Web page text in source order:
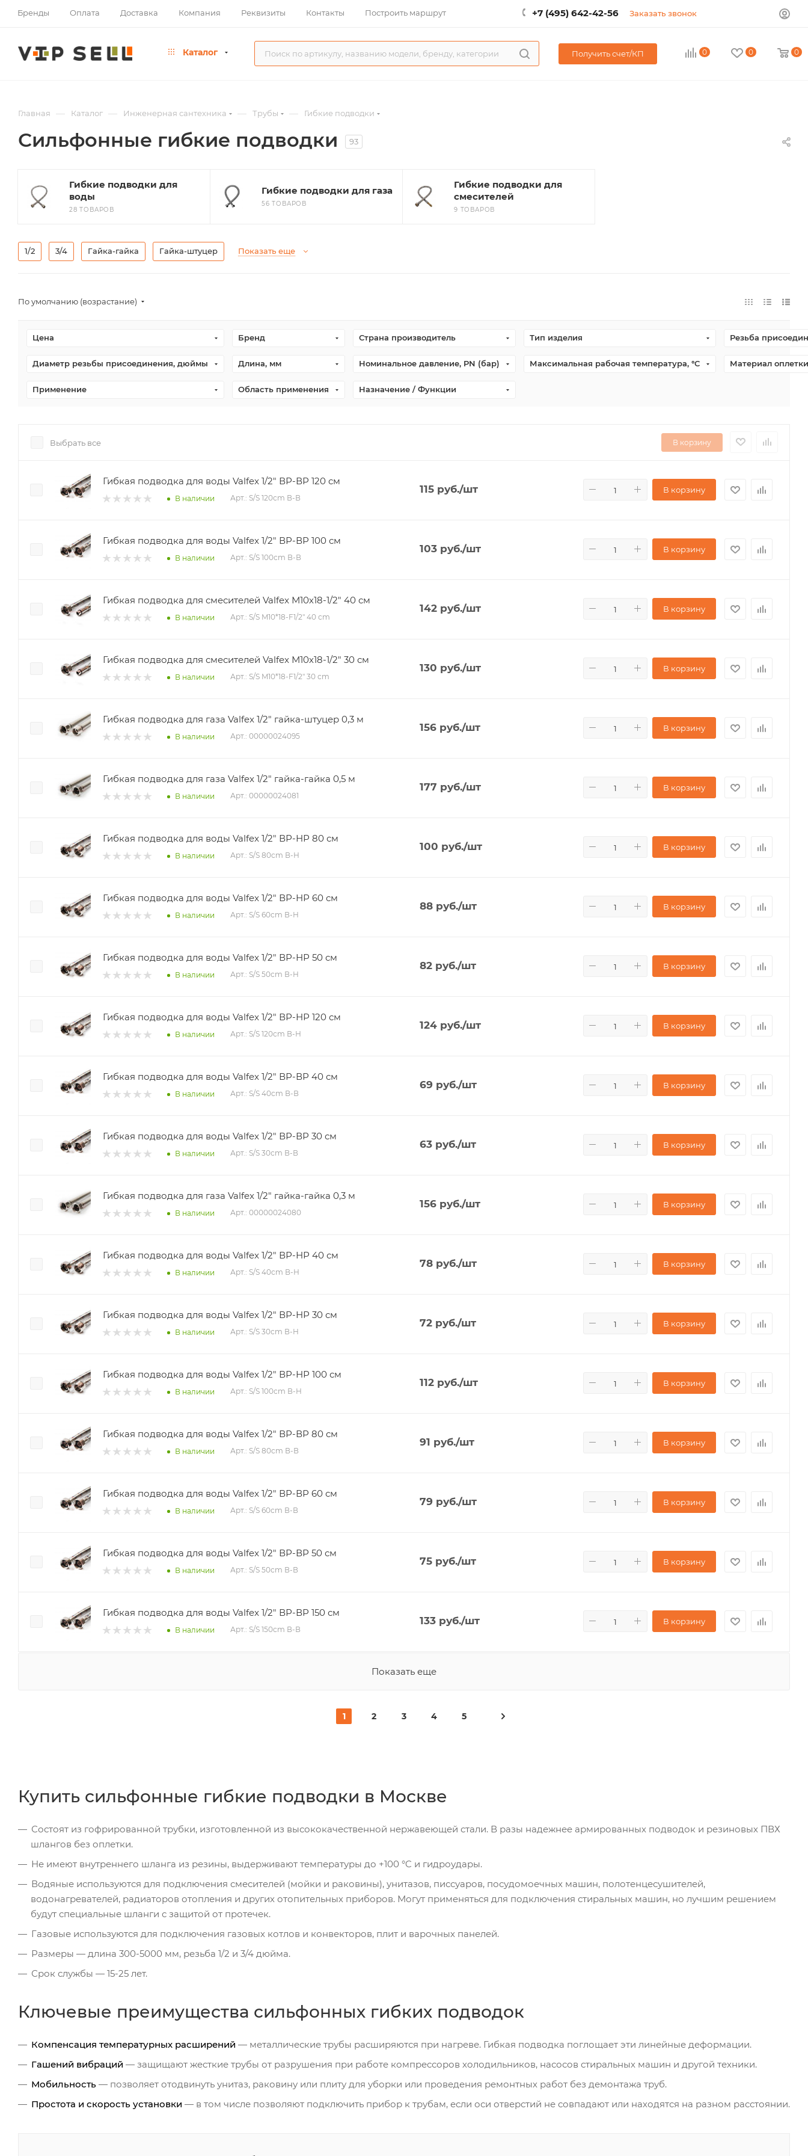
Бренды Оплата Доставка Компания Реквизиты Контакты Построить маршрут +7 (495) 642-42-56 Заказать звонок
Каталог Получить счет/КП 0 0 0
Главная — Каталог — Инженерная сантехника — Трубы — Гибкие подводки
Сильфонные гибкие подводки 93
Гибкие подводки для
воды
28 ТОВАРОВ
Гибкие подводки для газа
56 ТОВАРОВ
Гибкие подводки для
смесителей
9 ТОВАРОВ
1/2 3/4 Гайка-гайка Гайка-штуцер Показать еще
По умолчанию (возрастание)
Цена Бренд Страна производитель Тип изделия Резьба
Диаметр резьбы присоединения, дюймы Длина, мм Номинальное давление, PN (бар) Максимальная рабочая температура, °С Материал оплетки
Применение Область применения Назначение / Функции
Выбрать все В корзину
Гибкая подводка для воды Valfex 1/2" ВР-ВР 120 см
В наличии Арт.: S/S 120сm В-В
115 руб./шт В корзину
Гибкая подводка для воды Valfex 1/2" ВР-ВР 100 см
В наличии Арт.: S/S 100сm В-В
103 руб./шт В корзину
Гибкая подводка для смесителей Valfex М10х18-1/2" 40 см
В наличии Арт.: S/S M10*18-F1/2" 40 сm
142 руб./шт В корзину
Гибкая подводка для смесителей Valfex М10х18-1/2" 30 см
В наличии Арт.: S/S M10*18-F1/2" 30 сm
130 руб./шт В корзину
Гибкая подводка для газа Valfex 1/2" гайка-штуцер 0,3 м
В наличии Арт.: 00000024095
156 руб./шт В корзину
Гибкая подводка для газа Valfex 1/2" гайка-гайка 0,5 м
В наличии Арт.: 00000024081
177 руб./шт В корзину
Гибкая подводка для воды Valfex 1/2" ВР-НР 80 см
В наличии Арт.: S/S 80сm В-Н
100 руб./шт В корзину
Гибкая подводка для воды Valfex 1/2" ВР-НР 60 см
В наличии Арт.: S/S 60сm В-Н
88 руб./шт В корзину
Гибкая подводка для воды Valfex 1/2" ВР-НР 50 см
В наличии Арт.: S/S 50сm В-Н
82 руб./шт В корзину
Гибкая подводка для воды Valfex 1/2" ВР-НР 120 см
В наличии Арт.: S/S 120сm В-Н
124 руб./шт В корзину
Гибкая подводка для воды Valfex 1/2" ВР-ВР 40 см
В наличии Арт.: S/S 40сm В-В
69 руб./шт В корзину
Гибкая подводка для воды Valfex 1/2" ВР-ВР 30 см
В наличии Арт.: S/S 30сm В-В
63 руб./шт В корзину
Гибкая подводка для газа Valfex 1/2" гайка-гайка 0,3 м
В наличии Арт.: 00000024080
156 руб./шт В корзину
Гибкая подводка для воды Valfex 1/2" ВР-НР 40 см
В наличии Арт.: S/S 40сm В-Н
78 руб./шт В корзину
Гибкая подводка для воды Valfex 1/2" ВР-НР 30 см
В наличии Арт.: S/S 30сm В-Н
72 руб./шт В корзину
Гибкая подводка для воды Valfex 1/2" ВР-НР 100 см
В наличии Арт.: S/S 100сm В-Н
112 руб./шт В корзину
Гибкая подводка для воды Valfex 1/2" ВР-ВР 80 см
В наличии Арт.: S/S 80сm В-В
91 руб./шт В корзину
Гибкая подводка для воды Valfex 1/2" ВР-ВР 60 см
В наличии Арт.: S/S 60сm В-В
79 руб./шт В корзину
Гибкая подводка для воды Valfex 1/2" ВР-ВР 50 см
В наличии Арт.: S/S 50сm В-В
75 руб./шт В корзину
Гибкая подводка для воды Valfex 1/2" ВР-ВР 150 см
В наличии Арт.: S/S 150сm В-В
133 руб./шт В корзину
Показать еще
1 2 3 4 5
Купить сильфонные гибкие подводки в Москве
Состоят из гофрированной трубки, изготовленной из высококачественной нержавеющей стали. В разы надежнее армированных подводок и резиновых ПВХ
шлангов без оплетки.
Не имеют внутреннего шланга из резины, выдерживают температуры до +100 °C и гидроудары.
Водяные используются для подключения смесителей (мойки и раковины), унитазов, писсуаров, посудомоечных машин, полотенцесушителей,
водонагревателей, радиаторов отопления и других отопительных приборов. Могут применяться для подключения стиральных машин, но лучшим решением
будут специальные шланги с защитой от протечек.
Газовые используются для подключения газовых котлов и конвекторов, плит и варочных панелей.
Размеры — длина 300-5000 мм, резьба 1/2 и 3/4 дюйма.
Срок службы — 15-25 лет.
Ключевые преимущества сильфонных гибких подводок
Компенсация температурных расширений — металлические трубы расширяются при нагреве. Гибкая подводка поглощает эти линейные деформации.
Гашений вибраций — защищают жесткие трубы от разрушения при работе компрессоров холодильников, насосов стиральных машин и другой техники.
Мобильность — позволяет отодвинуть унитаз, раковину или плиту для уборки или проведения ремонтных работ без демонтажа труб.
Простота и скорость установки — в том числе позволяют подключить прибор к трубам, если оси отверстий не совпадают или находятся на разном расстоянии.